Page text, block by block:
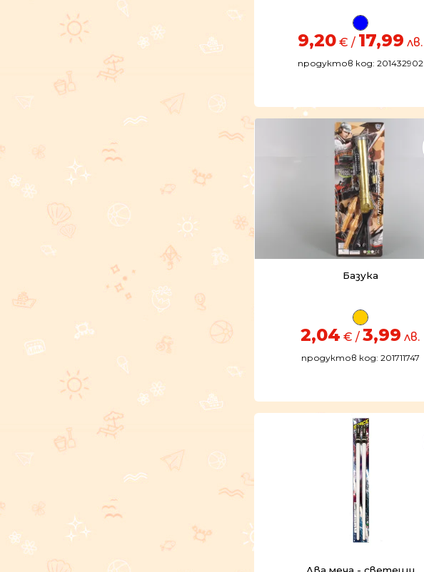
9,20 € / 17,99 лв.
продуктов код: 201432902
Базука
2,04 € /3,99 лв.
продуктов код: 201711747